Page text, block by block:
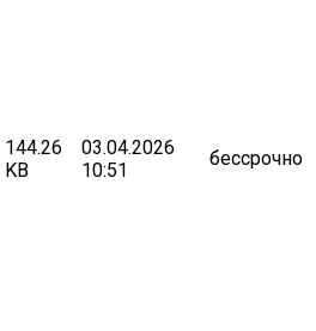
144.26
KB
03.04.2026
10:51
бессрочно